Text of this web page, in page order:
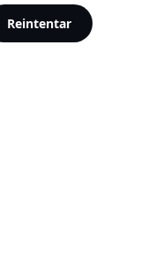
Reintentar